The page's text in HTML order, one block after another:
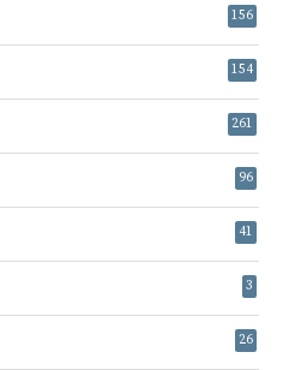
156
154
261
96
41
3
26